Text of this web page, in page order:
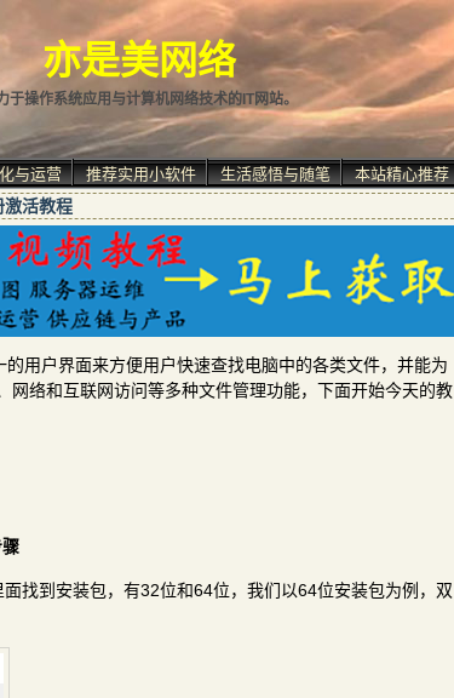
亦是美网络
于操作系统应用与计算机网络技术的IT网站。
与运营 推荐实用小软件 生活感悟与随笔 本站精心推荐
活教程
用户界面来方便用户快速查找电脑中的各类文件，并能为
络和互联网访问等多种文件管理功能，下面开始今天的教
找到安装包，有32位和64位，我们以64位安装包为例，双